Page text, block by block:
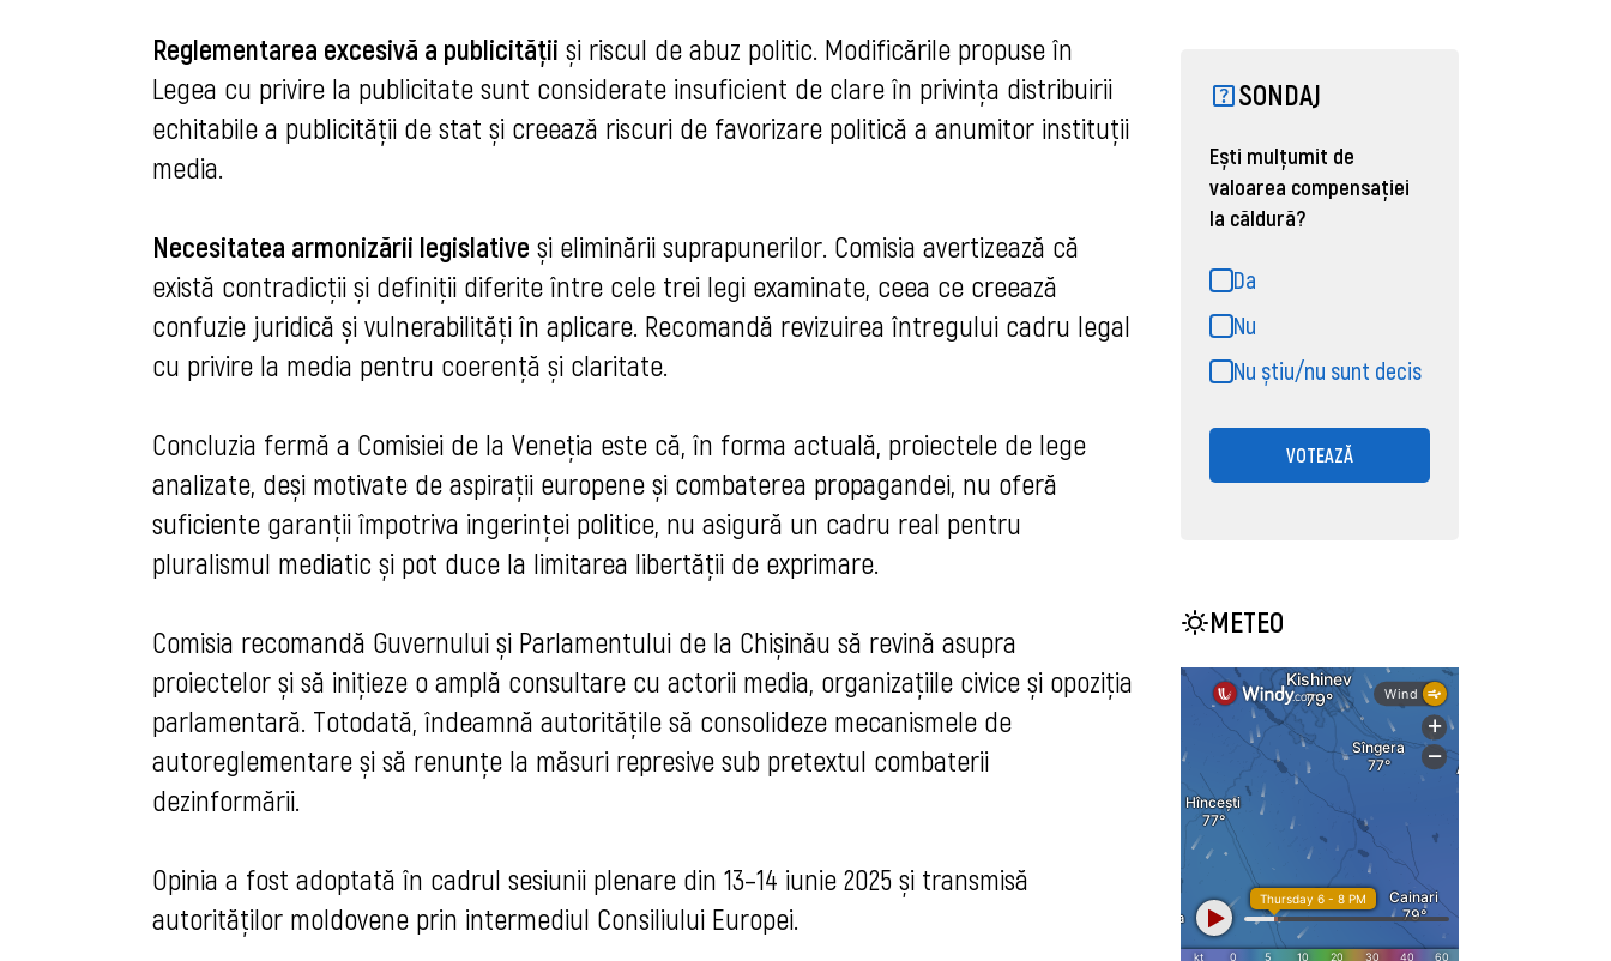
Reglementarea excesivă a publicității și riscul de abuz politic. Modificările propuse în
Legea cu privire la publicitate sunt considerate insuficient de clare în privința distribuirii
echitabile a publicității de stat și creează riscuri de favorizare politică a anumitor instituții
media.
Necesitatea armonizării legislative și eliminării suprapunerilor. Comisia avertizează că
există contradicții și definiții diferite între cele trei legi examinate, ceea ce creează
confuzie juridică și vulnerabilități în aplicare. Recomandă revizuirea întregului cadru legal
cu privire la media pentru coerență și claritate.
Concluzia fermă a Comisiei de la Veneția este că, în forma actuală, proiectele de lege
analizate, deși motivate de aspirații europene și combaterea propagandei, nu oferă
suficiente garanții împotriva ingerinței politice, nu asigură un cadru real pentru
pluralismul mediatic și pot duce la limitarea libertății de exprimare.
Comisia recomandă Guvernului și Parlamentului de la Chișinău să revină asupra
proiectelor și să inițieze o amplă consultare cu actorii media, organizațiile civice și opoziția
parlamentară. Totodată, îndeamnă autoritățile să consolideze mecanismele de
autoreglementare și să renunțe la măsuri represive sub pretextul combaterii
dezinformării.
Opinia a fost adoptată în cadrul sesiunii plenare din 13–14 iunie 2025 și transmisă
autorităților moldovene prin intermediul Consiliului Europei.
SONDAJ
Ești mulțumit de
valoarea compensației
la căldură?
Da
Nu
Nu știu/nu sunt decis
VOTEAZĂ
METEO